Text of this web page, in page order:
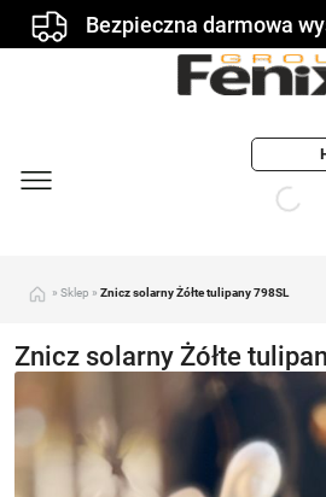
Bezpieczna darmowa
» Sklep » Znicz solarny Żółte tulipany 798SL
Znicz solarny Żółte